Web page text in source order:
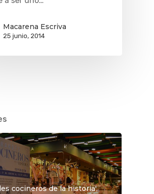
Macarena Escriva
25 junio, 2014
cocineros de la historia',